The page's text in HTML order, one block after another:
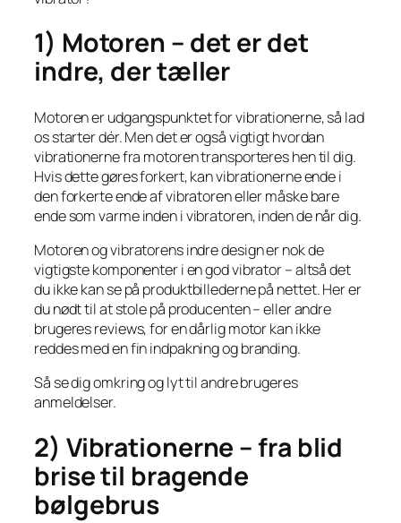
1) Motoren – det er det
indre, der tæller
Motoren er udgangspunktet for vibrationerne, så lad
os starter dér. Men det er også vigtigt hvordan
vibrationerne fra motoren transporteres hen til dig.
Hvis dette gøres forkert, kan vibrationerne ende i
den forkerte ende af vibratoren eller måske bare
ende som varme inden i vibratoren, inden de når dig.
Motoren og vibratorens indre design er nok de
vigtigste komponenter i en god vibrator – altså det
duikkekan se på produktbillederne på nettet. Her er
du nødt til at stole på producenten – eller andre
brugeres reviews, for en dårlig motor kan ikke
reddes med en fin indpakning og branding.
Så se dig omkring og lyt til andre brugeres
anmeldelser.
2) Vibrationerne – fra blid
brise til bragende
bølgebrus